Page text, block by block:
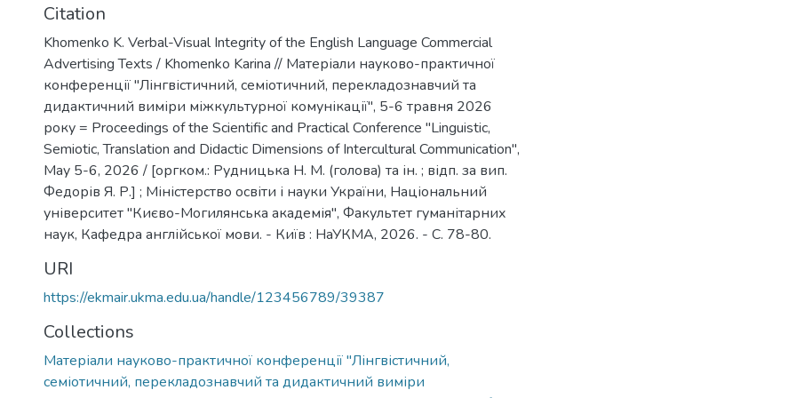
Citation
Khomenko K. Verbal-Visual Integrity of the English Language Commercial
Advertising Texts / Khomenko Karina // Матеріали науково-практичної
конференції "Лінгвістичний, семіотичний, перекладознавчий та
дидактичний виміри міжкультурної комунікації", 5-6 травня 2026
року = Proceedings of the Scientific and Practical Conference "Linguistic,
Semiotic, Translation and Didactic Dimensions of Intercultural Communication",
May 5-6, 2026 / [оргком.: Рудницька Н. М. (голова) та ін. ; відп. за вип.
Федорів Я. Р.] ; Міністерство освіти і науки України, Національний
університет "Києво-Могилянська академія", Факультет гуманітарних
наук, Кафедра англійської мови. - Київ : НаУКМА, 2026. - С. 78-80.
URI
https://ekmair.ukma.edu.ua/handle/123456789/39387
Collections
Матеріали науково-практичної конференції "Лінгвістичний,
семіотичний, перекладознавчий та дидактичний виміри